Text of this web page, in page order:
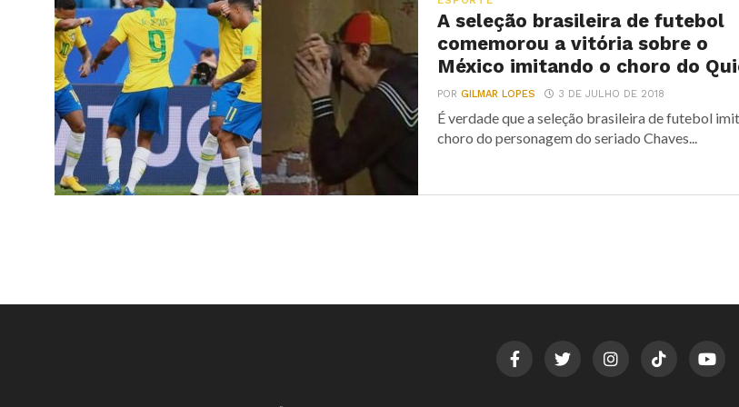
A seleção brasileira de futebol
comemorou a vitória sobre o
México imitando o choro do
PORGILMAR LOPES 3 DE JULHO DE 2018
É verdade que a seleção brasileira de futebol
choro do personagem do seriado Chaves...